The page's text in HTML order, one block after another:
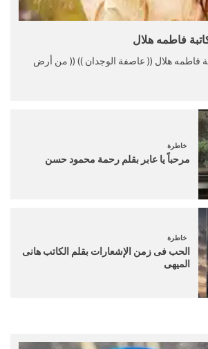
فاطمه هلال
فاطمه هلال (( عاصفة الوجدان )) (( من أرض
خاطرة
مرحباً يا عابر بقلم رحمة محمود حسن
خاطرة
الحب فى زمن الإشعارات بقلم الكاتب هانى
الميهى